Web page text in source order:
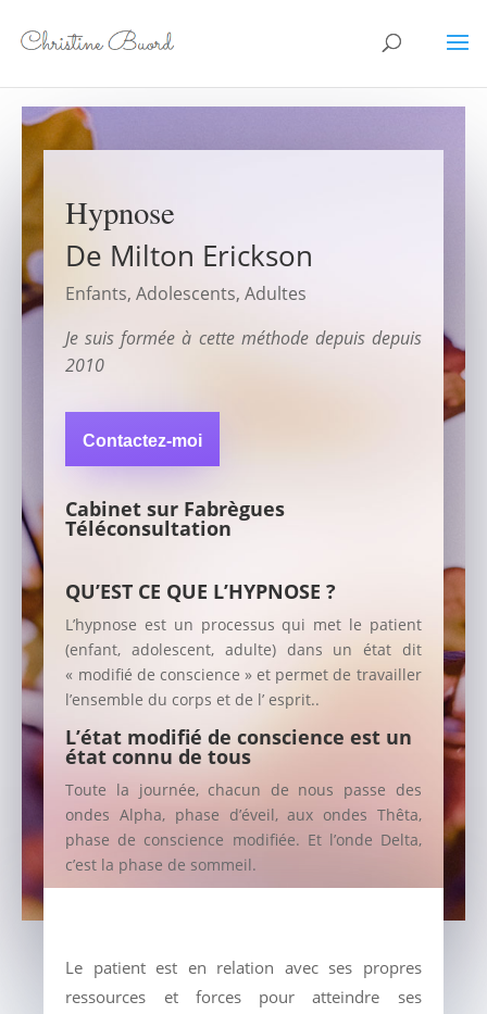
Hypnose
De Milton Erickson
Enfants, Adolescents, Adultes
Je suis formée à cette méthode depuis depuis
2010
Contactez-moi
Cabinet sur Fabrègues
Téléconsultation
QU’EST CE QUE L’HYPNOSE ?
L’hypnose est un processus qui met le patient
(enfant, adolescent, adulte) dans un état dit
« modifié de conscience » et permet de travailler
l’ensemble du corps et de l’ esprit..
L’état modifié de conscience est un
état connu de tous
Toute la journée, chacun de nous passe des
ondes Alpha, phase d’éveil, aux ondes Thêta,
phase de conscience modifiée. Et l’onde Delta,
c’est la phase de sommeil.
Le patient est en relation avec ses propres
ressources et forces pour atteindre ses